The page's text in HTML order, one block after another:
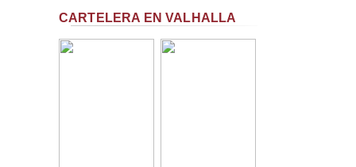
CARTELERA EN VALHALLA